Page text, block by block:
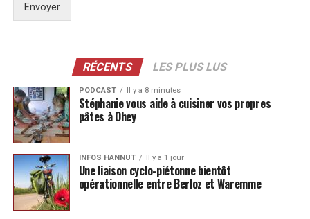
Envoyer
RÉCENTS LES PLUS LUS
PODCAST Il y a 8 minutes
Stéphanie vous aide à cuisiner vos propres
pâtes à Ohey
INFOS HANNUT Il y a 1 jour
Une liaison cyclo-piétonne bientôt
opérationnelle entre Berloz et Waremme